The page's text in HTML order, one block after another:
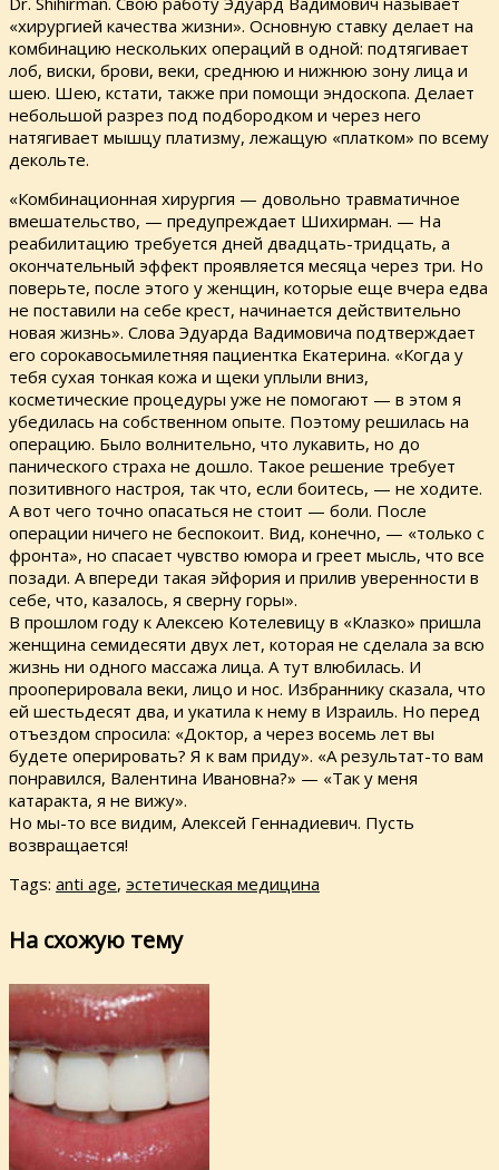
«хирургией качества жизни». Основную ставку делает на
комбинацию нескольких операций в одной: подтягивает
лоб, виски, брови, веки, среднюю и нижнюю зону лица и
шею. Шею, кстати, также при помощи эндоскопа. Делает
небольшой разрез под подбородком и через него
натягивает мышцу платизму, лежащую «платком» по всему
декольте.
«Комбинационная хирургия — довольно травматичное
вмешательство, — предупреждает Шихирман. — На
реабилитацию требуется дней двадцать-тридцать, а
окончательный эффект проявляется месяца через три. Но
поверьте, после этого у женщин, которые еще вчера едва
не поставили на себе крест, начинается действительно
новая жизнь». Слова Эдуарда Вадимовича подтверждает
его сорокавосьмилетняя пациентка Екатерина. «Когда у
тебя сухая тонкая кожа и щеки уплыли вниз,
косметические процедуры уже не помогают — в этом я
убедилась на собственном опыте. Поэтому решилась на
операцию. Было волнительно, что лукавить, но до
панического страха не дошло. Такое решение требует
позитивного настроя, так что, если боитесь, — не ходите.
А вот чего точно опасаться не стоит — боли. После
операции ничего не беспокоит. Вид, конечно, — «только с
фронта», но спасает чувство юмора и греет мысль, что все
позади. А впереди такая эйфория и прилив уверенности в
себе, что, казалось, я сверну горы».
В прошлом году к Алексею Котелевицу в «Клазко» пришла
женщина семидесяти двух лет, которая не сделала за всю
жизнь ни одного массажа лица. А тут влюбилась. И
прооперировала веки, лицо и нос. Избраннику сказала, что
ей шестьдесят два, и укатила к нему в Израиль. Но перед
отъездом спросила: «Доктор, а через восемь лет вы
будете оперировать? Я к вам приду». «А результат-то вам
понравился, Валентина Ивановна?» — «Так у меня
катаракта, я не вижу».
Но мы-то все видим, Алексей Геннадиевич. Пусть
возвращается!
Tags: anti age, эстетическая медицина
На схожую тему